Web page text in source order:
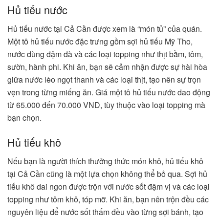
Hủ tiếu nước
Hủ tiếu nước tại Cả Cần được xem là “món tủ” của quán.
Một tô hủ tiếu nước đặc trưng gồm sợi hủ tiếu Mỹ Tho,
nước dùng đậm đà và các loại topping như thịt bằm, tôm,
sườn, hành phi. Khi ăn, bạn sẽ cảm nhận được sự hài hòa
giữa nước lèo ngọt thanh và các loại thịt, tạo nên sự trọn
vẹn trong từng miếng ăn. Giá một tô hủ tiếu nước dao động
từ 65.000 đến 70.000 VND, tùy thuộc vào loại topping mà
bạn chọn​.
Hủ tiếu khô
Nếu bạn là người thích thưởng thức món khô, hủ tiếu khô
tại Cả Cần cũng là một lựa chọn không thể bỏ qua. Sợi hủ
tiếu khô dai ngon được trộn với nước sốt đậm vị và các loại
topping như tôm khô, tóp mỡ. Khi ăn, bạn nên trộn đều các
nguyên liệu để nước sốt thấm đều vào từng sợi bánh, tạo